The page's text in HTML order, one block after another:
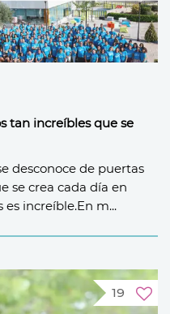
tan increíbles que se
desconoce de puertas
se crea cada día en
increíble.En m...
19